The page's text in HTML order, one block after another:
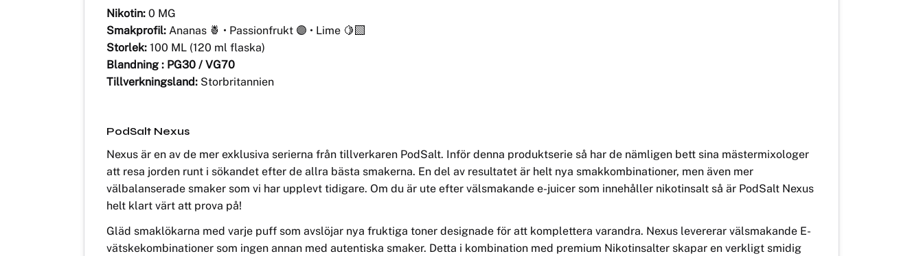
Nikotin: 0 MG
Smakprofil: Ananas 🍍 • Passionfrukt 🟣 • Lime 🍋‍🟩
Storlek: 100 ML (120 ml flaska)
Blandning : PG30 / VG70
Tillverkningsland: Storbritannien
PodSalt Nexus
Nexus är en av de mer exklusiva serierna från tillverkaren PodSalt. Inför denna produktserie så har de nämligen bett sina mästermixologer
att resa jorden runt i sökandet efter de allra bästa smakerna. En del av resultatet är helt nya smakkombinationer, men även mer
välbalanserade smaker som vi har upplevt tidigare. Om du är ute efter välsmakande e-juicer som innehåller nikotinsalt så är PodSalt Nexus
helt klart värt att prova på!
Gläd smaklökarna med varje puff som avslöjar nya fruktiga toner designade för att komplettera varandra. Nexus levererar välsmakande E-
vätskekombinationer som ingen annan med autentiska smaker. Detta i kombination med premium Nikotinsalter skapar en verkligt smidig